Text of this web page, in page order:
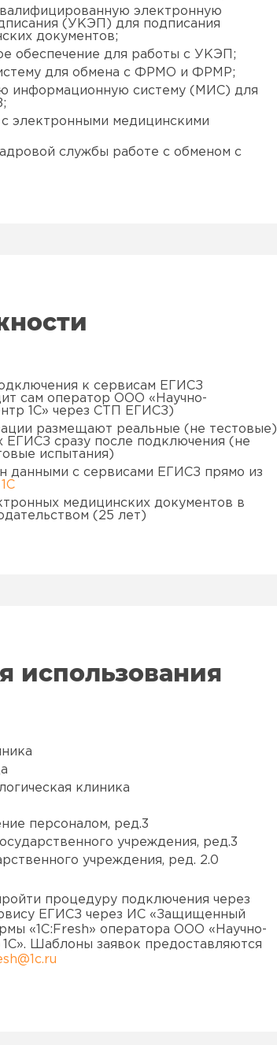
электронную
(УКЭП) для подписания
документов;
обеспечение для работы с УКЭП;
для обмена с ФРМО и ФРМР;
информационную систему (МИС) для
с электронными медицинскими
службы работе с обменом с
к сервисам ЕГИСЗ
сам оператор ООО «Научно-
1С» через СТП ЕГИСЗ)
размещают реальные (не тестовые)
ЕГИСЗ сразу после подключения (не
испытания)
данными с сервисами ЕГИСЗ прямо из
медицинских документов в
(25 лет)
использования
клиника
персоналом, ред.3
учреждения, ред.3
учреждения, ред. 2.0
процедуру подключения через
ЕГИСЗ через ИС «Защищенный
«1C:Fresh» оператора ООО «Научно-
Шаблоны заявок предоставляются